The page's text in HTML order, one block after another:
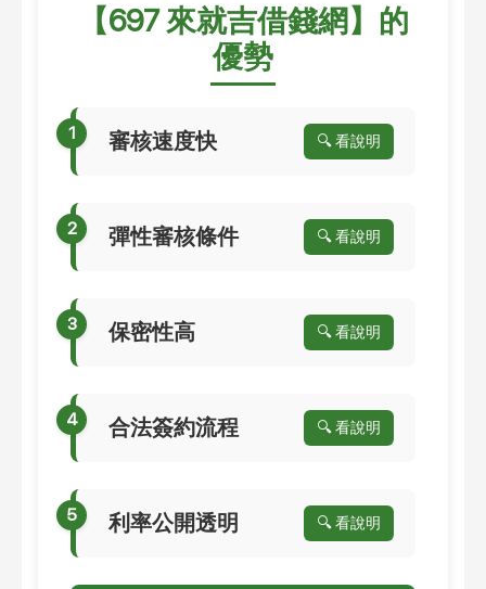
【697 來就吉借錢網】的
優勢
審核速度快 🔍 看說明
彈性審核條件 🔍 看說明
保密性高 🔍 看說明
合法簽約流程 🔍 看說明
利率公開透明 🔍 看說明